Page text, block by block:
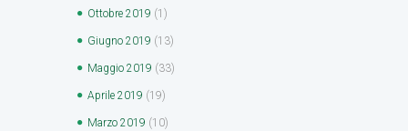
Ottobre 2019 (1)
Giugno 2019 (13)
Maggio 2019 (33)
Aprile 2019 (19)
Marzo 2019 (10)